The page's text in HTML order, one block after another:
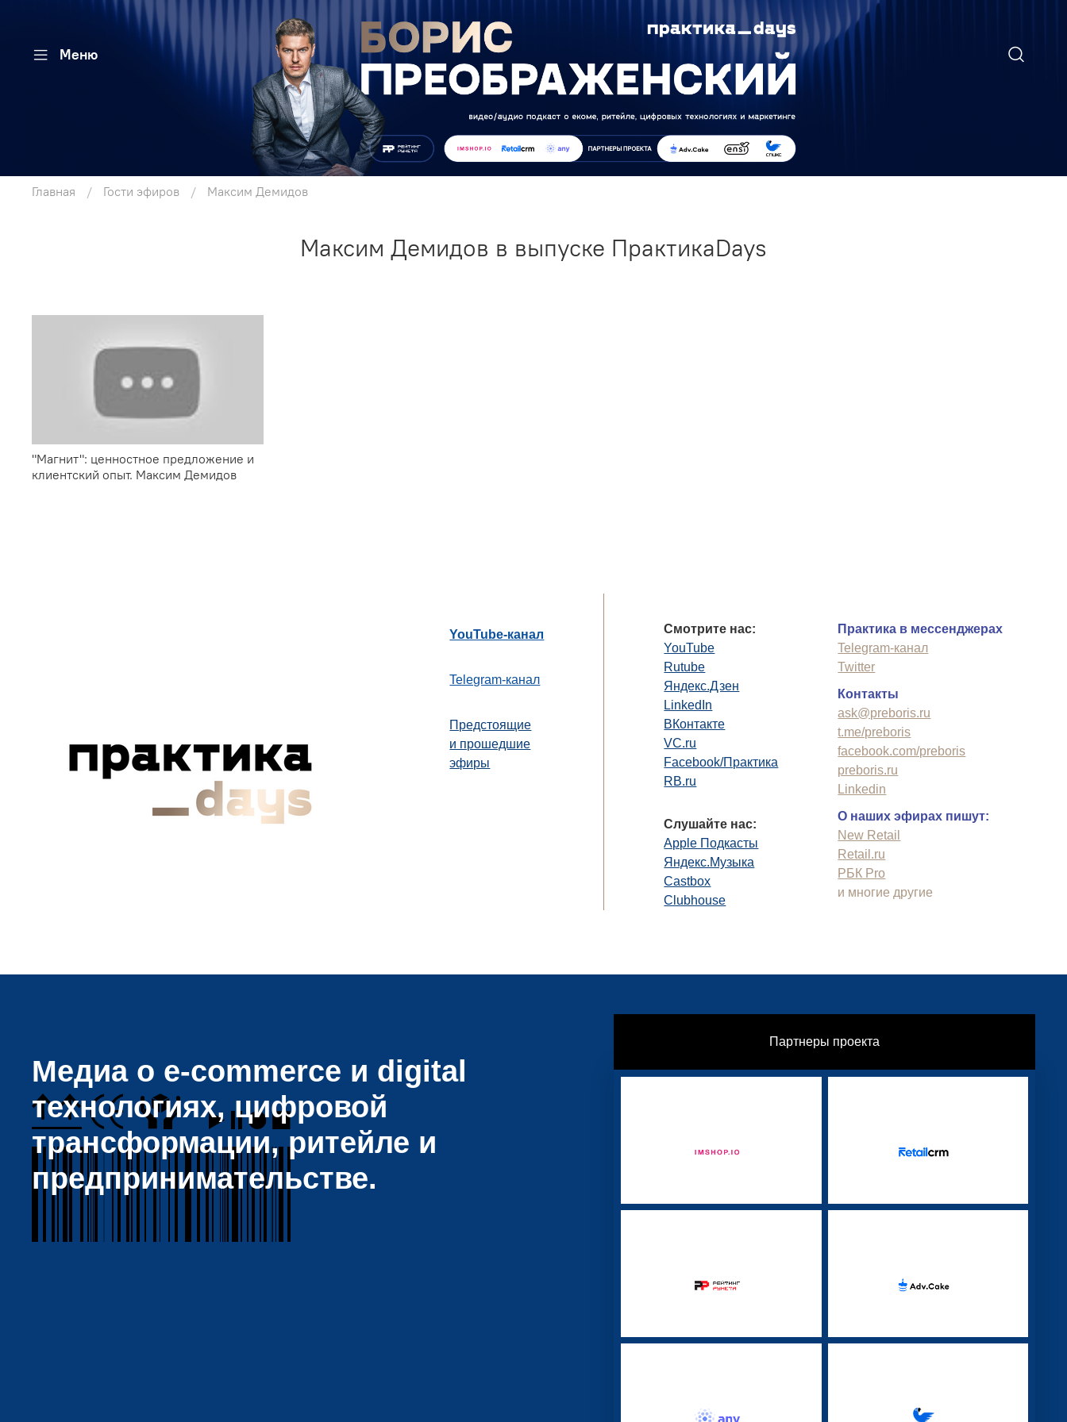
Меню
Главная Гости эфиров Максим Демидов
Максим Демидов в выпуске ПрактикаDays
"Магнит": ценностное предложение и
клиентский опыт. Максим Демидов
YouTube-канал
Telegram-канал
Предстоящие
и прошедшие
эфиры
Смотрите нас:
YouTube
Rutube
Яндекс.Дзен
LinkedIn
ВКонтакте
VC.ru
Facebook/Практика
RB.ru
Слушайте нас:
Apple Подкасты
Яндекс.Музыка
Castbox
Clubhouse
Практика в мессенджерах
Telegram-канал
Twitter
Контакты
ask@preboris.ru
t.me/preboris
facebook.com/preboris
preboris.ru
Linkedin
О наших эфирах пишут:
New Retail
Retail.ru
РБК Pro
и многие другие
Партнеры проекта
Медиа о e-commerce и digital
технологиях, цифровой
трансформации, ритейле и
предпринимательстве.